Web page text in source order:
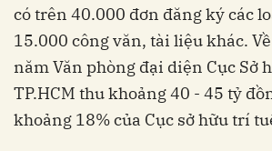
có trên 40.000 đơn đăng ký các
15.000 công văn, tài liệu khác.
năm Văn phòng đại diện Cục Sở
TP.HCM thu khoảng 40 - 45 tỷ
khoảng 18% của Cục sở hữu trí